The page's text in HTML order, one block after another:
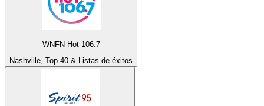
WNFN Hot 106.7
Nashville, Top 40 & Listas de éxitos